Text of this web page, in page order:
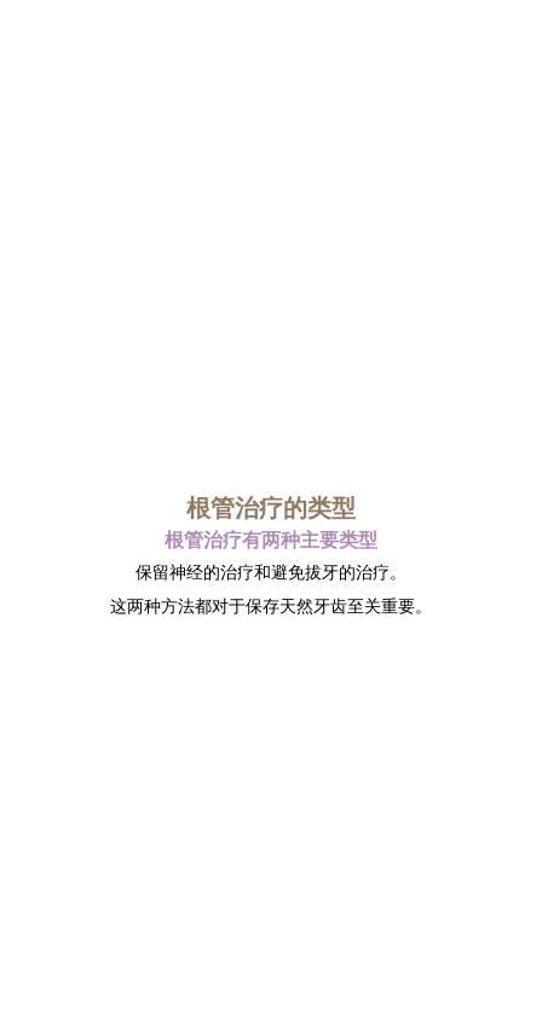
根管治疗的类型
根管治疗有两种主要类型
保留神经的治疗和避免拔牙的治疗。
这两种方法都对于保存天然牙齿至关重要。